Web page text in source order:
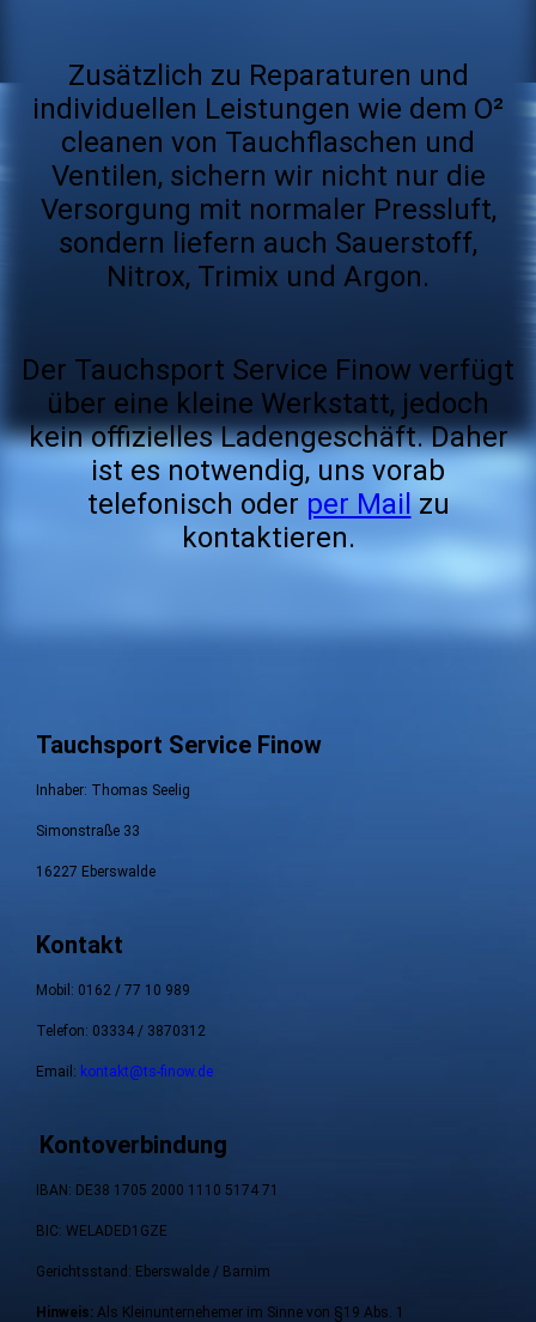
Zusätzlich zu Reparaturen und
individuellen Leistungen wie dem O²
cleanen von Tauchflaschen und
Ventilen, sichern wir nicht nur die
Versorgung mit normaler Pressluft,
sondern liefern auch Sauerstoff,
Nitrox, Trimix und Argon.
Der Tauchsport Service Finow verfügt
über eine kleine Werkstatt, jedoch
kein offizielles Ladengeschäft. Daher
ist es notwendig, uns vorab
telefonisch oder per Mailzu
kontaktieren.
Tauchsport Service Finow
Inhaber: Thomas Seelig
Simonstraße 33
16227 Eberswalde
Kontakt
Mobil: 0162 / 77 10 989
Telefon: 03334 / 3870312
Email: kontakt@ts-finow.de
Kontoverbindung
IBAN: DE38 1705 2000 1110 5174 71
BIC: WELADED1GZE
Gerichtsstand: Eberswalde / Barnim
Hinweis: Als Kleinunternehemer im Sinne von §19 Abs. 1